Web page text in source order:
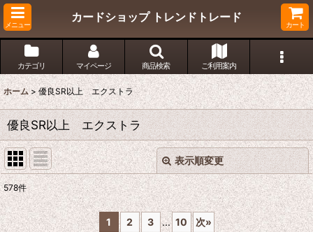
メニュー
カードショップ トレンドトレード
カート
カテゴリ マイページ 商品検索 ご利用案内
ホーム > 優良SR以上 エクストラ
優良SR以上 エクストラ
表示順変更
サブカテゴリ:
閉じる
578件
1 2 3 ... 10 次»